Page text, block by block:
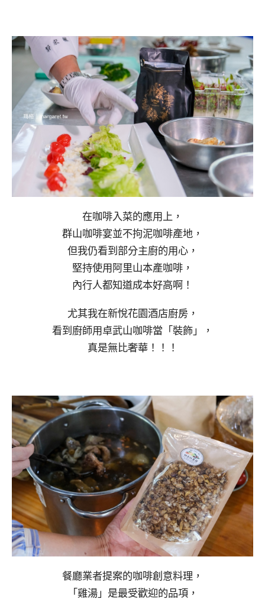
在咖啡入菜的應用上，
群山咖啡宴並不拘泥咖啡產地，
但我仍看到部分主廚的用心，
堅持使用阿里山本產咖啡，
內行人都知道成本好高啊！
尤其我在新悅花園酒店廚房，
看到廚師用卓武山咖啡當「裝飾」，
真是無比奢華！！！
餐廳業者提案的咖啡創意料理，
「雞湯」是最受歡迎的品項，